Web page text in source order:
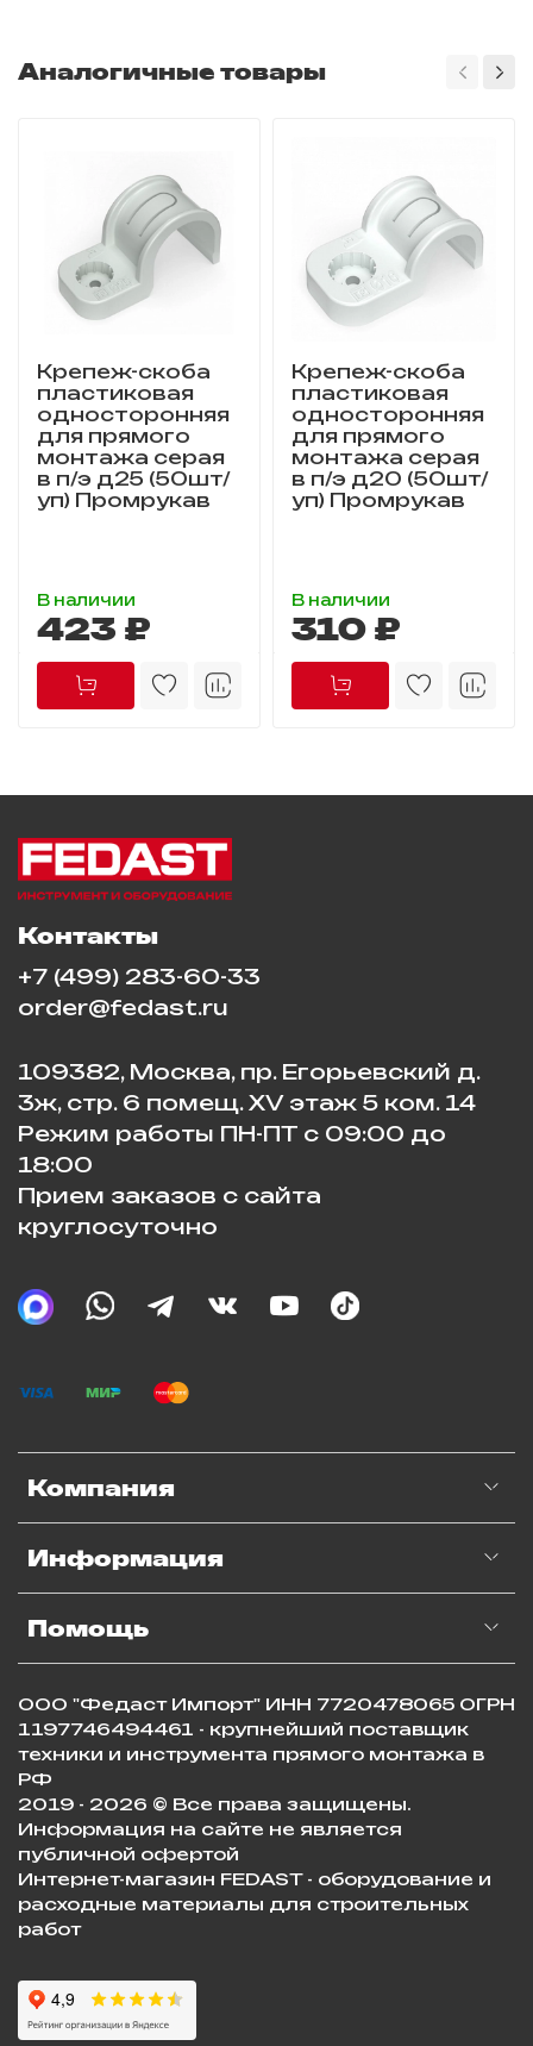
Аналогичные товары
Крепеж-скоба
пластиковая
односторонняя
для прямого
монтажа серая
в п/э д25 (50шт/
уп) Промрукав
В наличии
423 ₽
Крепеж-скоба
пластиковая
односторонняя
для прямого
монтажа серая
в п/э д20 (50шт/
уп) Промрукав
В наличии
310 ₽
Компания
Информация
Помощь
Контакты
+7 (499) 283-60-33
order@fedast.ru
109382, Москва, пр. Егорьевский д.
3ж, стр. 6 помещ. XV этаж 5 ком. 14
Режим работы ПН-ПТ с 09:00 до
18:00
Прием заказов с сайта
круглосуточно
ООО "Федаст Импорт" ИНН 7720478065 ОГРН
1197746494461 - крупнейший поставщик
техники и инструмента прямого монтажа в
РФ
2019 - 2026 © Все права защищены.
Информация на сайте не является
публичной офертой
Интернет-магазин FEDAST - оборудование и
расходные материалы для строительных
работ